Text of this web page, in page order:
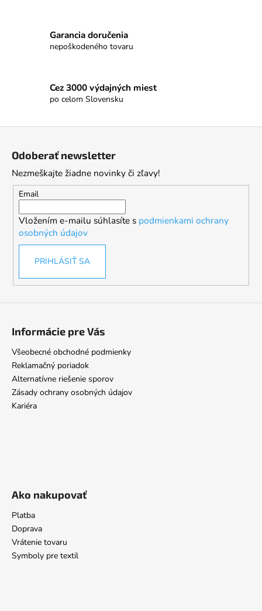
Garancia doručenia
nepoškodeného tovaru
Cez 3000 výdajných miest
po celom Slovensku
Odoberať newsletter
Nezmeškajte žiadne novinky či zľavy!
Email
Vložením e-mailu súhlasíte s podmienkami ochrany
osobných údajov
PRIHLÁSIŤ SA
Informácie pre Vás
Všeobecné obchodné podmienky
Reklamačný poriadok
Alternatívne riešenie sporov
Zásady ochrany osobných údajov
Kariéra
Ako nakupovať
Platba
Doprava
Vrátenie tovaru
Symboly pre textil